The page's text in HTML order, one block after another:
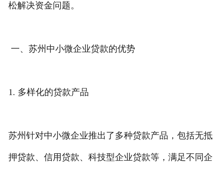
松解决资金问题。
一、苏州中小微企业贷款的优势
1. 多样化的贷款产品
苏州针对中小微企业推出了多种贷款产品，包括无抵
押贷款、信用贷款、科技型企业贷款等，满足不同企